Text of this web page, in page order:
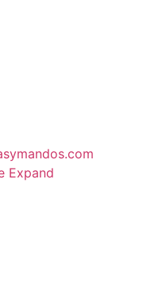
Expand